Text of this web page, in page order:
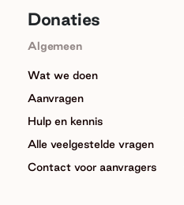
Donaties
Algemeen
Wat we doen
Aanvragen
Hulp en kennis
Alle veelgestelde vragen
Contact voor aanvragers